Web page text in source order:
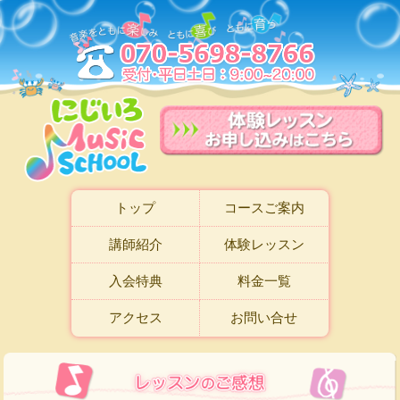
トップ コースご案内
講師紹介 体験レッスン
入会特典 料金一覧
アクセス お問い合せ